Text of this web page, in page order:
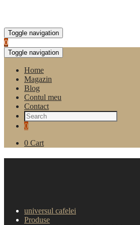
Toggle navigation
0
Toggle navigation
Home
Magazin
Blog
Contul meu
Contact
0
0 Cart
universul cafelei
Produse